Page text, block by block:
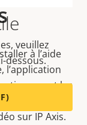
à l’aide
l’application
les
aide à
sur IP Axis.
veuillez
dessous.